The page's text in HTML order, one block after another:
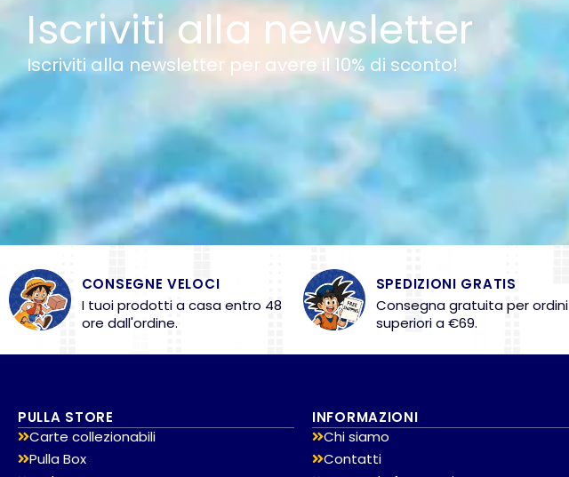
Iscriviti alla newsletter
Iscriviti alla newsletter per avere il 10% di sconto!
CONSEGNE VELOCI
I tuoi prodotti a casa entro 48
ore dall'ordine.
SPEDIZIONI GRATIS
Consegna gratuita per ordini
superiori a €69.
PULLA STORE
Carte collezionabili
Pulla Box
INFORMAZIONI
Chi siamo
Contatti